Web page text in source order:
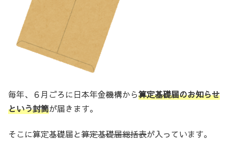
毎年、６月ごろに日本年金機構から算定基礎届のお知らせ
という封筒が届きます。
そこに算定基礎届と算定基礎届総括表が入っています。